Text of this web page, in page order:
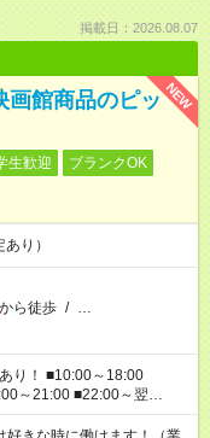
掲載日：2026.08.07
NEW
画館商品のピッ
生歓迎
ブランクOK
り）
から徒歩 / …
～21:00 ■22:00～翌
り勤務時間帯は異なります